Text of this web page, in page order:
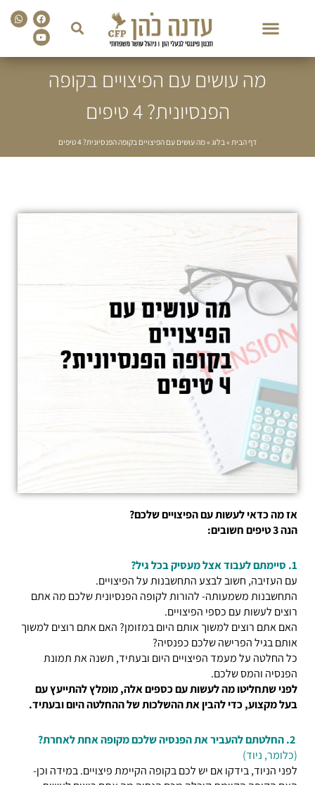
Facebook
Youtube
מה עושים עם הפיצויים בקופה
הפנסיונית? 4 טיפים
דף הבית » בלוג »מה עושים עם הפיצויים בקופה הפנסיונית? 4 טיפים
אז מה כדאי לעשות עם הפיצויים שלכם?
הנה 3 טיפים חשובים:
1. סיימתם לעבוד אצל מעסיק בכל גיל?
עם העזיבה, חשוב לבצע התחשבנות על הפיצויים.
התחשבנות משמעותה- להורות לקופה הפנסיונית שלכם מה אתם
רוצים לעשות עם כספי הפיצויים.
האם אתם רוצים למשוך אותם היום במזומן?האם אתם רוצים למשוך
אותם בגיל הפרישה שלכם כפנסיה?
כל החלטה על מעמד הפיצויים היום ובעתיד, תשנה את תמונת
הפנסיה והמס שלכם.
לפני שתחליטו מה לעשות עם כספים אלה, מומלץ להתייעץ עם
בעל מקצוע, כדי להבין את ההשלכות של ההחלטה היום ובעתיד.
החלטתם להעביר את הפנסיה שלכם מקופה אחת לאחרת?
(כלומר, ניוד)
לפני הניוד, בידקו אם יש לכם בקופה הקיימת פיצויים. במידה וכן-